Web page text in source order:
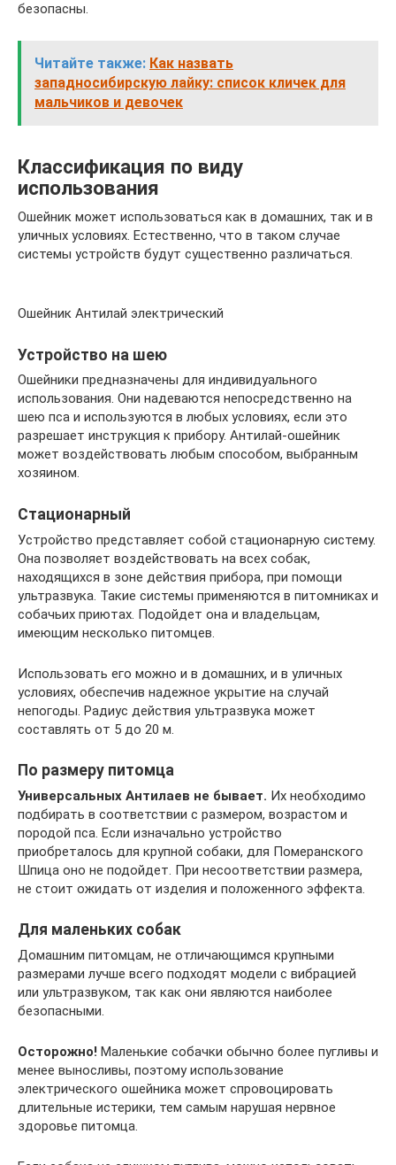
безопасны.
Читайте также: Как назвать
западносибирскую лайку: список кличек для
мальчиков и девочек
Классификация по виду
использования
Ошейник может использоваться как в домашних, так и в
уличных условиях. Естественно, что в таком случае
системы устройств будут существенно различаться.
Ошейник Антилай электрический
Устройство на шею
Ошейники предназначены для индивидуального
использования. Они надеваются непосредственно на
шею пса и используются в любых условиях, если это
разрешает инструкция к прибору. Антилай-ошейник
может воздействовать любым способом, выбранным
хозяином.
Стационарный
Устройство представляет собой стационарную систему.
Она позволяет воздействовать на всех собак,
находящихся в зоне действия прибора, при помощи
ультразвука. Такие системы применяются в питомниках и
собачьих приютах. Подойдет она и владельцам,
имеющим несколько питомцев.
Использовать его можно и в домашних, и в уличных
условиях, обеспечив надежное укрытие на случай
непогоды. Радиус действия ультразвука может
составлять от 5 до 20 м.
По размеру питомца
Универсальных Антилаев не бывает. Их необходимо
подбирать в соответствии с размером, возрастом и
породой пса. Если изначально устройство
приобреталось для крупной собаки, для Померанского
Шпица оно не подойдет. При несоответствии размера,
не стоит ожидать от изделия и положенного эффекта.
Для маленьких собак
Домашним питомцам, не отличающимся крупными
размерами лучше всего подходят модели с вибрацией
или ультразвуком, так как они являются наиболее
безопасными.
Осторожно! Маленькие собачки обычно более пугливы и
менее выносливы, поэтому использование
электрического ошейника может спровоцировать
длительные истерики, тем самым нарушая нервное
здоровье питомца.